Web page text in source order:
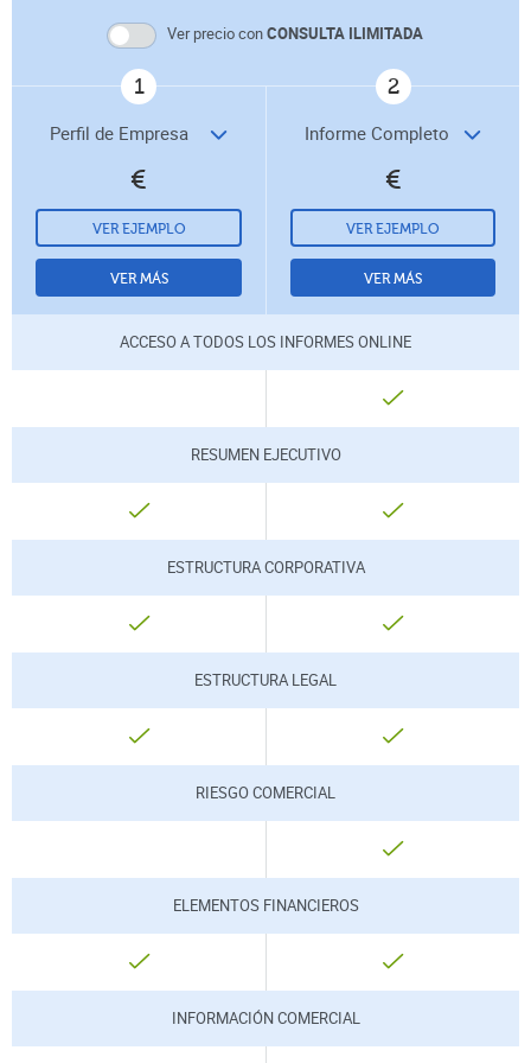
Ver precio conCONSULTA ILIMITADA
1
€
VER EJEMPLO
VER MÁS
2
€
VER EJEMPLO
VER MÁS
ACCESO A TODOS LOS INFORMES ONLINE
INCLUÍDO
RESUMEN EJECUTIVO
INCLUÍDO INCLUÍDO
ESTRUCTURA CORPORATIVA
INCLUÍDO INCLUÍDO
ESTRUCTURA LEGAL
INCLUÍDO INCLUÍDO
RIESGO COMERCIAL
INCLUÍDO
ELEMENTOS FINANCIEROS
INCLUÍDO INCLUÍDO
INFORMACIÓN COMERCIAL